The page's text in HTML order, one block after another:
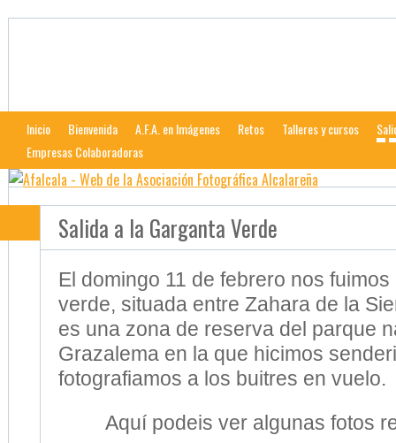
Inicio Bienvenida A.F.A. en Imágenes Retos Talleres y cursos
Empresas Colaboradoras
Salida a la Garganta Verde
El domingo 11 de febrero nos
verde, situada entre Zahara de la
es una zona de reserva del parque
Grazalema en la que hicimos
fotografiamos a los buitres en vuelo.
Aquí podeis ver algunas fotos